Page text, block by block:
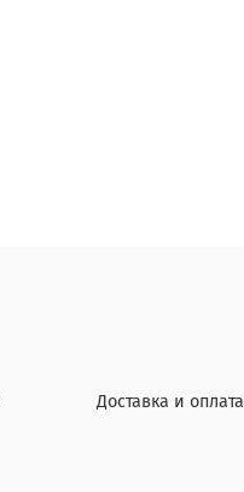
Доставка и оплата